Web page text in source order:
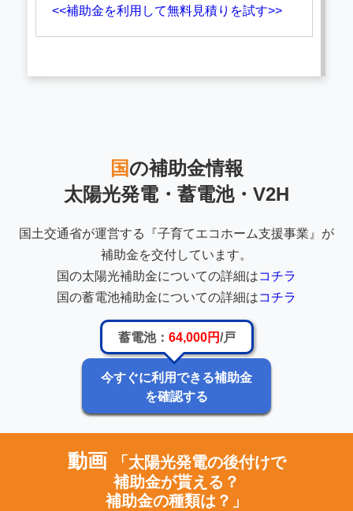
<<補助金を利用して無料見積りを試す>>
国の補助金情報
太陽光発電・蓄電池・V2H
国土交通省が運営する『子育てエコホーム支援事業』が
補助金を交付しています。
国の太陽光補助金についての詳細はコチラ
国の蓄電池補助金についての詳細はコチラ
蓄電池： 64,000円/戸
今すぐに利用できる補助金
を確認する
動画
「太陽光発電の後付けで
補助金が貰える？
補助金の種類は？」